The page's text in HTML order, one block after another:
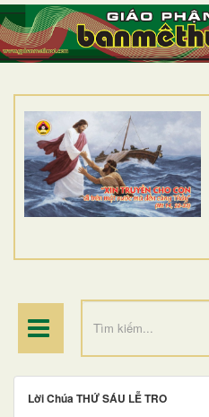
TRANG NHẤT
GIỚI THIỆU
DÒNG TU
BAN MỤC VỤ
ĐOÀN THỂ CG
ĐIỂM HÀNH HƯƠNG
Lời Chúa THỨ SÁU LỄ TRO